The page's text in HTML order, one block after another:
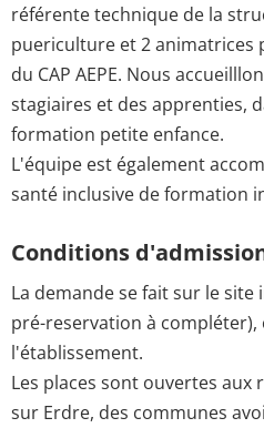
référente technique de la
puericulture et 2 animatrices
du CAP AEPE. Nous
stagiaires et des apprenties,
formation petite enfance.
L'équipe est également
santé inclusive de formation
Conditions
La demande se fait sur le
pré-reservation à
l'établissement.
Les places sont ouvertes aux
sur Erdre, des communes